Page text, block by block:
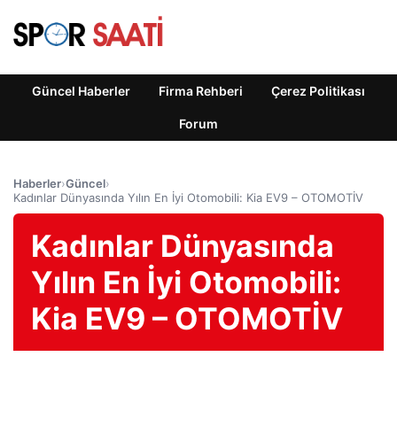
Güncel Haberler Firma Rehberi Çerez Politikası
Forum
Haberler›Güncel›
Kadınlar Dünyasında Yılın En İyi Otomobili: Kia EV9 – OTOMOTİV
Kadınlar Dünyasında
Yılın En İyi Otomobili:
Kia EV9 – OTOMOTİV